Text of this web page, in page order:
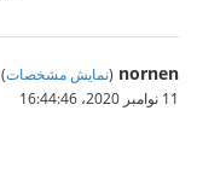
nornen
(نمایش مشخصات)
11 نوامبر 2020،‏ 16:44:46